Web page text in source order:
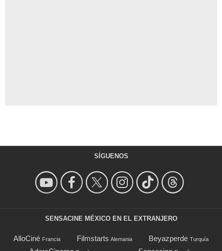
SÍGUENOS
SENSACINE MÉXICO EN EL EXTRANJERO
AlloCiné Francia Filmstarts Alemania Beyazperde Turquía